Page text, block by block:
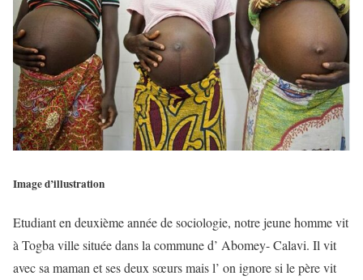
Image d’illustration
Etudiant en deuxième année de sociologie, notre jeune homme vit
à Togba ville située dans la commune d’ Abomey- Calavi. Il vit
avec sa maman et ses deux sœurs mais l’ on ignore si le père vit